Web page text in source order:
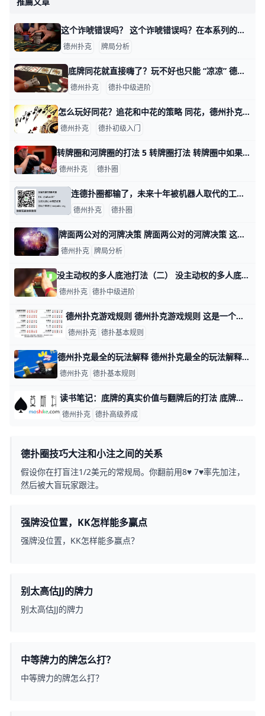
这个诈唬错误吗？ 这个诈唬错误吗？在本系列的第一篇，常规桌高手Fried Meulder拿着Q♥ 7♥，只有一个破灭的同花听牌。但他用两个巨大的超额下注迫使对手弃
德州扑克 牌局分析
底牌同花就直接嗨了？玩不好也只能 “凉凉” 德州扑克策略 很多玩家在遇到自己底牌是两张同花色（suited）时，没有想好下注理由就盲目下注。不会考虑转牌、河牌发出什么样的牌分别该怎么行动，更没有深度
德州扑克 德扑中级进阶
怎么玩好同花？追花和中花的策略 同花，德州扑克中较强的一手牌。作为初学者，我们应该怎样玩这手牌，才能最大地利用它的价值？不知道答案？那看看下面这些话吧！ 德州扑克中，同花仅次
德州扑克 德扑初级入门
转牌圈和河牌圈的打法 5 转牌圈打法 转牌圈中如果牌桌上没有大牌，那就继续下注。如果有一张大牌和只有一名对手时，你相信他的底牌也应该还没凑成什么，那么便下注，并看看河
德州扑克 德扑圈
连德扑圈都输了，未来十年被机器人取代的工作有哪些？ 集团业务涵盖财富管理、资产管理、全球开放产品平台、互联网金融四大板块，产品范围覆盖私募股权投资基金、私募证券投资基金、私募房地产基金、公募基
德州扑克 德扑圈
牌面两公对的河牌决策 牌面两公对的河牌决策 这是我最近在pokerstars的zoom房间打的一手牌。 六人桌，前面的人弃牌。BTN下注3BB，我在SB，手牌Ad Js
德州扑克 牌局分析
没主动权的多人底池打法（二） 没主动权的多人底池打法（二） 没主动权的多人底池怎么玩（一）：https://www.moshike.com/a/2762.html 再加注底池
德州扑克 德扑中级进阶
德州扑克游戏规则 德州扑克游戏规则 这是一个关于信息的游戏，开始时，你只能凭自己的手牌信息和公共牌信息判断，渐渐的，你会知道更多的公共信息，以及根据对手下注你判
德州扑克 德扑基本规则
德州扑克最全的玩法解释 德州扑克最全的玩法解释 本文读完需要3分钟 速读仅需2分钟 德州扑克采用52张扑克牌（除去两张王牌）,游戏玩家人数限制在2~9人。在牌局开始时,荷
德州扑克 德扑基本规则
读书笔记：底牌的真实价值与翻牌后的打法 底牌的强度分为3类： 1.超强价值：为了价值去加注而且愿意翻牌前全压的牌。比如AA、KK以及在激进游戏下的AK和QQ。 2.中等价值：这种牌很强
德州扑克 德扑高级养成
德扑圈技巧大注和小注之间的关系
假设你在打盲注1/2美元的常规局。你翻前用8♥ 7♥率先加注，
然后被大盲玩家跟注。
强牌没位置，KK怎样能多赢点
强牌没位置，KK怎样能多赢点？
别太高估JJ的牌力
别太高估JJ的牌力
中等牌力的牌怎么打？
中等牌力的牌怎么打？